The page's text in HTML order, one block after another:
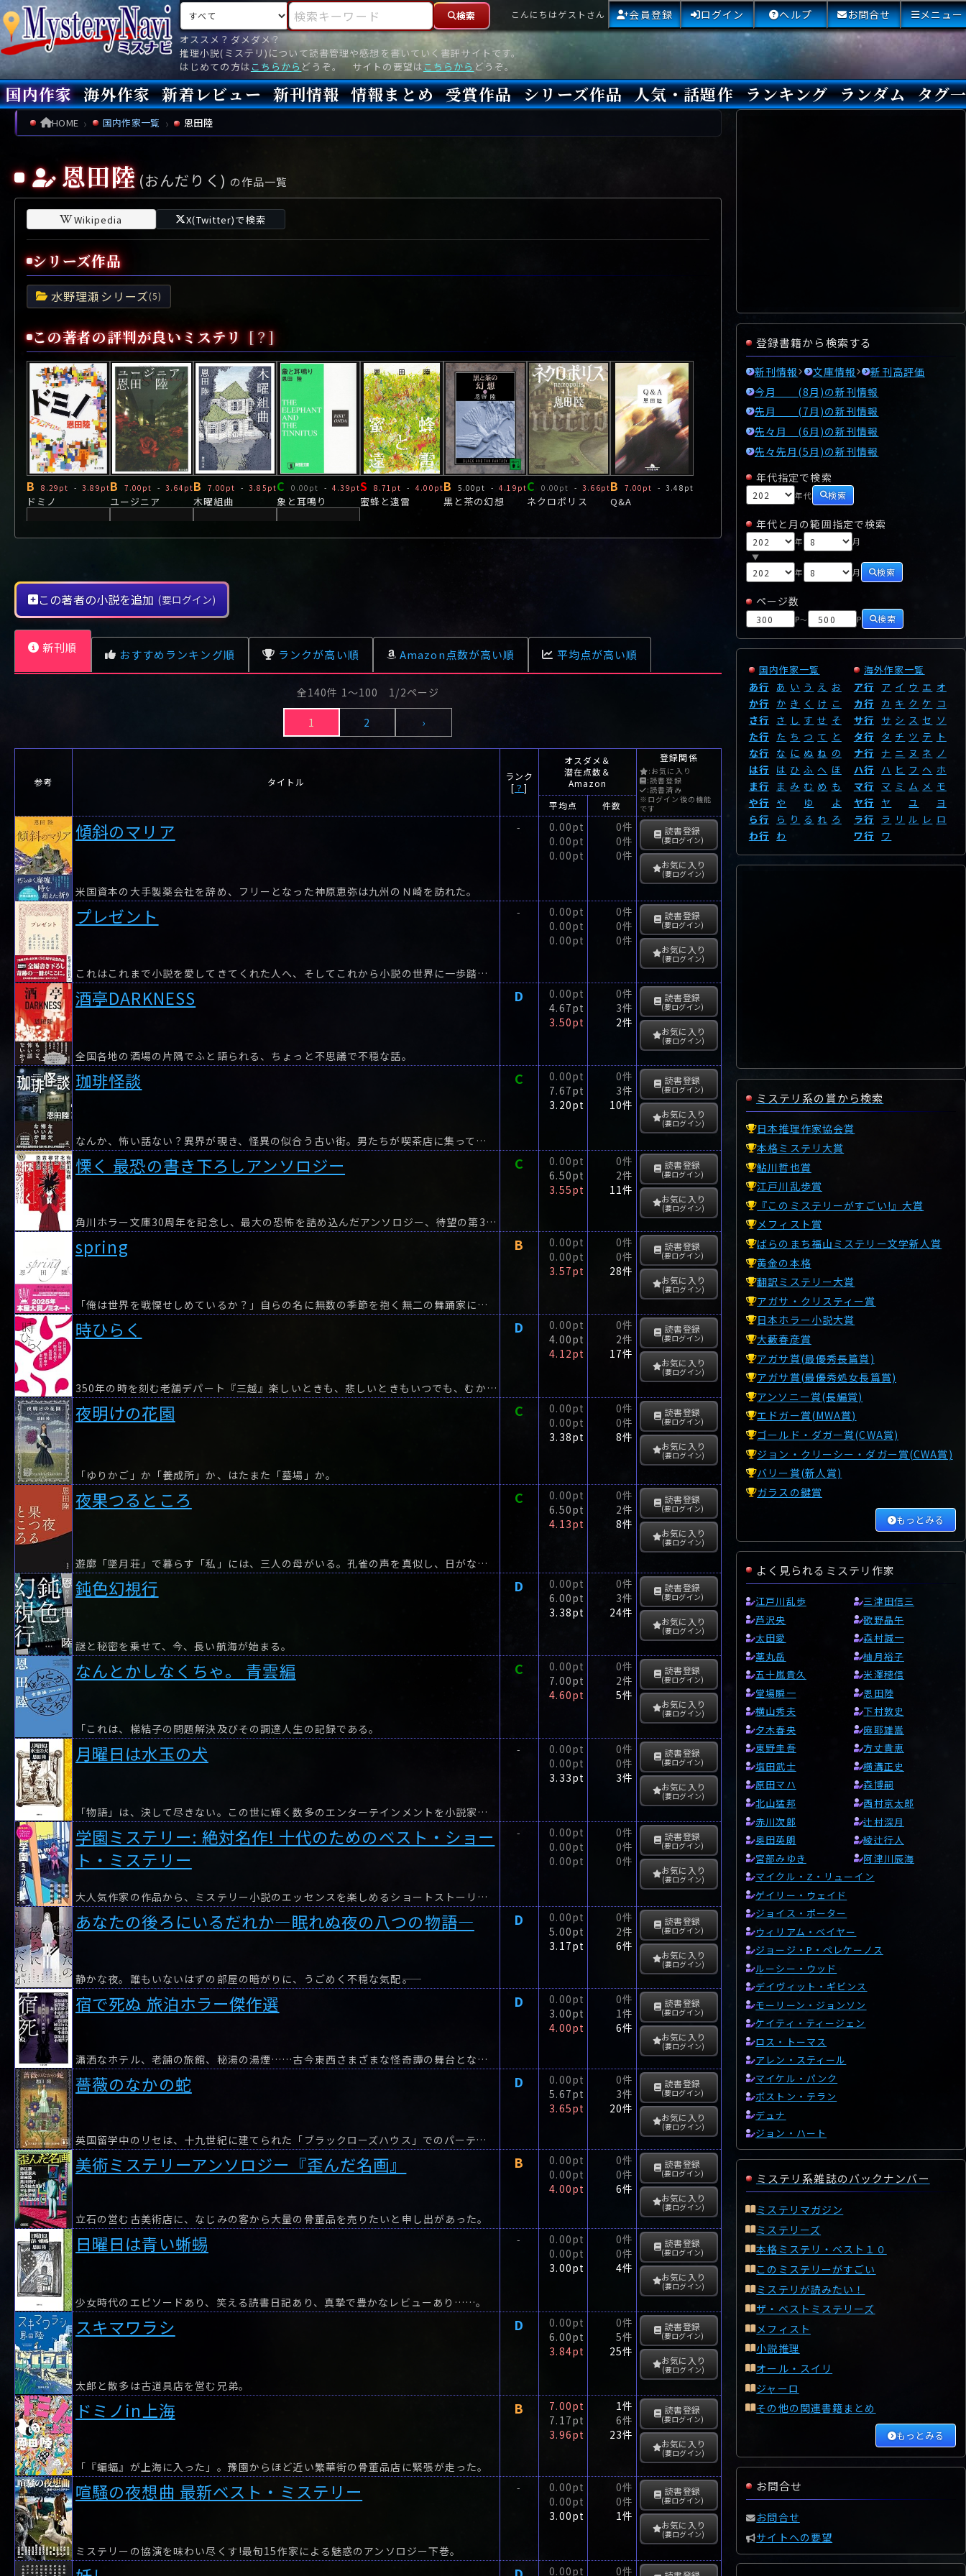
オススメ？ダメダメ？
推理小説(ミステリ)について読書管理や感想を書いていく書評サイトです。
はじめての方は こちらから どうぞ。 サイトの要望は こちらから どうぞ。
検索対象 検索キーワード
検索 こんにちはゲストさん 会員登録 ログイン ヘルプ お問合せ メニュー
国内作家
あ行 あ い う え
お
さ行
さ し す せ
そ
た行
た ち つ て
と
な行
な に ぬ ね
の
は行
は ひ ふ
ま行
ま み む め
や行
や ゆ
ら行
ら り る れ
ろ
わ
海外作家
ア行 ア イ ウ
サ行
サ シ ス セ
ソ
タ行
タ チ ツ テ
ト
ナ行
ナ ニ ヌ ネ
ノ
ハ行
マ行
マ
ヤ行
ヤ ユ
ヨ
ラ行
ラ リ ル レ
ロ
ワ行
ワ
新着レビュー 新刊情報 情報まとめ 受賞作品 シリーズ作品 人気・話題作 ランキング ランダム タグ
HOME 国内作家一覧 恩田陸
恩田陸 (おんだりく) の作品一覧
Wikipedia X(Twitter)で検索
シリーズ作品
水野理瀬シリーズ(5)
この著者の評判が良いミステリ [？]
B 8.29pt - 3.89pt
ドミノ
B 7.00pt - 3.64pt
ユージニア
B 7.00pt - 3.85pt
木曜組曲
C 0.00pt - 4.39pt
象と耳鳴り
S 8.71pt - 4.00pt
蜜蜂と遠雷
B 5.00pt - 4.19pt
黒と茶の幻想
C 0.00pt - 3.66pt
ネクロポリス
B 7.00pt - 3.48pt
Q&A
B 3.87pt
ネバーランド
B 0.00pt - 3.69pt
七月に流れる花
D 2.00pt - 3.17pt
puzzle［パズ
ル］
B 7.00pt - 4.08pt
黄昏の百合の骨
この著者の小説を追加 (要ログイン)
新刊順 おすすめランキング順 ランクが高い順 Amazon点数が高い順 平均点が高い順
全140件 1〜100 1/2ページ
1 2 ›
参考 タイトル
ランク
[ ？]
オスダメ＆
潜在点数＆
Amazon
登録関係
:お気に入り
:読書登録
:読書済み
※ログイン後の機能
です
平均点 件数
傾斜のマリア
米国資本の大手製薬会社を辞め、フリーとなった神原恵弥は九州のＮ崎を訪れた。
-
0.00pt
0.00pt
0.00pt
0件
0件
0件
読書登録
(要ログイン)
お気に入り
(要ログイン)
プレゼント
これはこれまで小説を愛してきてくれた人へ、そしてこれから小説の世界に一歩踏み出す人へ贈るプレゼント。
-
0.00pt
0.00pt
0.00pt
0件
0件
0件
読書登録
(要ログイン)
お気に入り
(要ログイン)
酒亭DARKNESS
全国各地の酒場の片隅でふと語られる、ちょっと不思議で不穏な話。
D
0.00pt
4.67pt
3.50pt
0件
3件
2件
読書登録
(要ログイン)
お気に入り
(要ログイン)
珈琲怪談
なんか、怖い話ない？異界が覗き、怪異の似合う古い街。男たちが喫茶店に集ってすること、とはーー。
C
0.00pt
7.67pt
3.20pt
0件
3件
10件
読書登録
(要ログイン)
お気に入り
(要ログイン)
慄く 最恐の書き下ろしアンソロジー
角川ホラー文庫30周年を記念し、最大の恐怖を詰め込んだアンソロジー、待望の第3弾。
C
0.00pt
6.50pt
3.55pt
0件
2件
11件
読書登録
(要ログイン)
お気に入り
(要ログイン)
spring
「俺は世界を戦慄せしめているか？」自らの名に無数の季節を抱く無二の舞踊家にして振付家の萬春(よろず・はる)。
B
0.00pt
0.00pt
3.57pt
0件
0件
28件
読書登録
(要ログイン)
お気に入り
(要ログイン)
時ひらく
350年の時を刻む老舗デパート『三越』楽しいときも、悲しいときもいつでも、むかえてくれる場所物語の名手たちが奏でる6つのデパートアンソロジー文庫オリジナル!制服の採寸に訪れて感...
D
0.00pt
4.00pt
4.12pt
0件
2件
17件
読書登録
(要ログイン)
お気に入り
(要ログイン)
夜明けの花園
「ゆりかご」か「養成所」か、はたまた「墓場」か。
C
0.00pt
0.00pt
3.38pt
0件
0件
8件
読書登録
(要ログイン)
お気に入り
(要ログイン)
夜果つるところ
遊廓「墜月荘」で暮らす「私」には、三人の母がいる。孔雀の声を真似し、日がな鳥籠を眺める産みの母・和江。
C
0.00pt
6.50pt
4.13pt
0件
2件
8件
読書登録
(要ログイン)
お気に入り
(要ログイン)
鈍色幻視行
謎と秘密を乗せて、今、長い航海が始まる。
D
0.00pt
6.00pt
3.38pt
0件
3件
24件
読書登録
(要ログイン)
お気に入り
(要ログイン)
なんとかしなくちゃ。 青雲編
「これは、梯結子の問題解決及びその調達人生の記録である。
C
0.00pt
7.00pt
4.60pt
0件
2件
5件
読書登録
(要ログイン)
お気に入り
(要ログイン)
月曜日は水玉の犬
「物語」は、決して尽きない。この世に輝く数多のエンターテインメントを小説家・恩田陸とともに味わい尽くす――。
-
0.00pt
0.00pt
3.33pt
0件
0件
3件
読書登録
(要ログイン)
お気に入り
(要ログイン)
学園ミステリー: 絶対名作! 十代のためのベスト・ショー
ト・ミステリー
大人気作家の作品から、ミステリー小説のエッセンスを楽しめるショートストーリーを厳選しました。
-
0.00pt
0.00pt
0.00pt
0件
0件
0件
読書登録
(要ログイン)
お気に入り
(要ログイン)
あなたの後ろにいるだれか―眠れぬ夜の八つの物語―
静かな夜。誰もいないはずの部屋の暗がりに、うごめく不穏な気配――。
D
0.00pt
5.00pt
3.17pt
0件
2件
6件
読書登録
(要ログイン)
お気に入り
(要ログイン)
宿で死ぬ 旅泊ホラー傑作選
瀟洒なホテル、老舗の旅館、秘湯の湯煙……古今東西さまざまな怪奇譚の舞台となってきた「宿」をテーマに、大人気作家たちの傑作短編を一挙に集結!遠藤周作『三つの幽霊』福澤徹三『屍の宿』...
D
0.00pt
3.00pt
4.00pt
0件
1件
6件
読書登録
(要ログイン)
お気に入り
(要ログイン)
薔薇のなかの蛇
英国留学中のリセは、十九世紀に建てられた「ブラックローズハウス」でのパーティーに招かれる。
D
0.00pt
5.67pt
3.65pt
0件
3件
20件
読書登録
(要ログイン)
お気に入り
(要ログイン)
美術ミステリーアンソロジー『歪んだ名画』
立石の営む古美術店に、なじみの客から大量の骨董品を売りたいと申し出があった。
B
0.00pt
0.00pt
4.00pt
0件
0件
6件
読書登録
(要ログイン)
お気に入り
(要ログイン)
日曜日は青い蜥蜴
少女時代のエピソードあり、笑える読書日記あり、真摯で豊かなレビューあり……。
-
0.00pt
0.00pt
3.00pt
0件
0件
4件
読書登録
(要ログイン)
お気に入り
(要ログイン)
スキマワラシ
太郎と散多は古道具店を営む兄弟。
D
0.00pt
6.00pt
3.84pt
0件
5件
25件
読書登録
(要ログイン)
お気に入り
(要ログイン)
ドミノin上海
「『蝙蝠』が上海に入った」。豫園からほど近い繁華街の骨董品店に緊張が走った。
B
7.00pt
7.17pt
3.96pt
1件
6件
23件
読書登録
(要ログイン)
お気に入り
(要ログイン)
喧騒の夜想曲 最新ベスト・ミステリー
ミステリーの協演を味わい尽くす!最旬15作家による魅惑のアンソロジー下巻。
-
0.00pt
0.00pt
3.00pt
0件
0件
1件
読書登録
(要ログイン)
お気に入り
(要ログイン)
0.00pt 0件
登録書籍から検索する
新刊情報 文庫情報
新刊高評価
今月 (8月)の新刊情報
先月 (7月)の新刊情報
先々月 (6月)の新刊情報
先々先月(5月)の新刊情報
年代指定で検索
年代 検索
年代と月の範囲指定で検索
年 月
▼
年 月 検索
ページ数
P～ P 検索
国内作家一覧
あ行
あ い う え お
か行
か き く け こ
さ行
さ し す せ そ
た行
た ち つ て と
な行
な に ぬ ね の
は行
は ひ ふ へ ほ
ま行
ま み む め も
や行
や ゆ
よ
ら行
ら り る れ ろ
わ行 わ
海外作家一覧
ア行
ア イ ウ エ オ
カ行
カ キ ク ケ コ
サ行
サ シ ス セ ソ
タ行
タ チ ツ テ
ト
ナ行
ナ ニ ヌ ネ ノ
ハ行
ハ ヒ フ ヘ ホ
マ行
マ ミ ム メ モ
ヤ行
ヤ ユ
ヨ
ラ行
ラ リ ル レ ロ
ワ行
ワ
ミステリ系の賞から検索
日本推理作家協会賞
本格ミステリ大賞
鮎川哲也賞
江戸川乱歩賞
『このミステリーがすごい!』大賞
メフィスト賞
ばらのまち福山ミステリー文学新人賞
黄金の本格
翻訳ミステリー大賞
アガサ・クリスティー賞
日本ホラー小説大賞
大藪春彦賞
アガサ賞(最優秀長篇賞)
アガサ賞(最優秀処女長篇賞)
アンソニー賞(長編賞)
エドガー賞(MWA賞)
ゴールド・ダガー賞(CWA賞)
ジョン・クリーシー・ダガー賞(CWA賞)
バリー賞(新人賞)
ガラスの鍵賞
もっとみる
よく見られるミステリ作家
江戸川乱歩
三津田信三
芦沢央
歌野晶午
太田愛
森村誠一
薬丸岳
柚月裕子
五十嵐貴久
米澤穂信
堂場瞬一
恩田陸
横山秀夫
下村敦史
夕木春央
麻耶雄嵩
東野圭吾
方丈貴恵
塩田武士
横溝正史
原田マハ
森博嗣
北山猛邦
西村京太郎
赤川次郎
辻村深月
奥田英朗
綾辻行人
宮部みゆき
阿津川辰海
マイクル・Z・リューイン
ゲイリー・ウェイド
ジョイス・ポーター
ウィリアム・ベイヤー
ジョージ・P・ペレケーノス
ルーシー・ウッド
デイヴィット・ギビンス
モーリーン・ジョンソン
ケイティ・ティージェン
ロス・トーマス
アレン・スティール
マイケル・パンク
ボストン・テラン
デュナ
ジョン・ハート
ミステリ系雑誌のバックナンバー
ミステリマガジン
ミステリーズ
本格ミステリ・ベスト１０
このミステリーがすごい
ミステリが読みたい！
ザ・ベストミステリーズ
メフィスト
小説推理
オール・スイリ
ジャーロ
その他の関連書籍まとめ
もっとみる
お問合せ
お問合せ
サイトへの要望